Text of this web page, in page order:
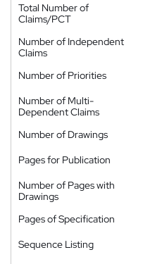
Total Number of
Claims/PCT
Number of Independent
Claims
Number of Priorities
Number of Multi-
Dependent Claims
Number of Drawings
Pages for Publication
Number of Pages with
Drawings
Pages of Specification
Sequence Listing